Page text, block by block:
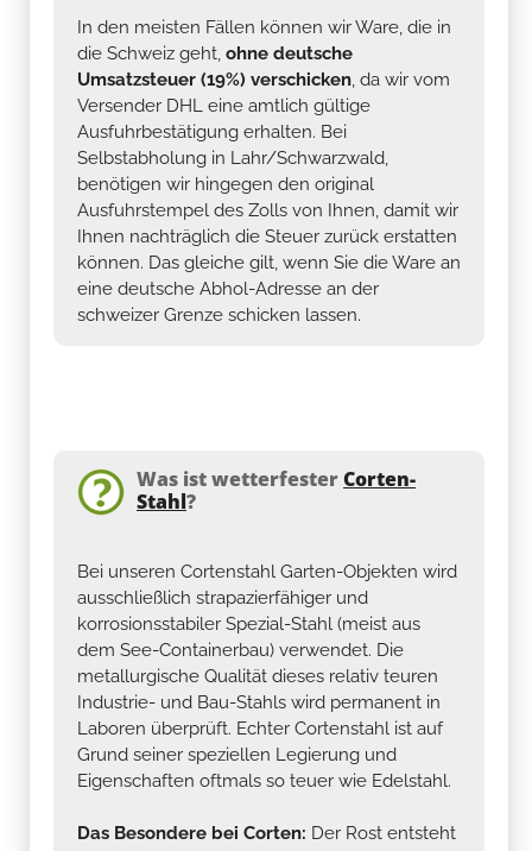
In den meisten Fällen können wir Ware, die in
die Schweiz geht, ohne deutsche
Umsatzsteuer (19%) verschicken, da wir vom
Versender DHL eine amtlich gültige
Ausfuhrbestätigung erhalten. Bei
Selbstabholung in Lahr/Schwarzwald,
benötigen wir hingegen den original
Ausfuhrstempel des Zolls von Ihnen, damit wir
Ihnen nachträglich die Steuer zurück erstatten
können. Das gleiche gilt, wenn Sie die Ware an
eine deutsche Abhol-Adresse an der
schweizer Grenze schicken lassen.
Was ist wetterfesterCorten-
Stahl?
Bei unseren Cortenstahl Garten-Objekten wird
ausschließlich strapazierfähiger und
korrosionsstabiler Spezial-Stahl (meist aus
dem See-Containerbau) verwendet. Die
metallurgische Qualität dieses relativ teuren
Industrie- und Bau-Stahls wird permanent in
Laboren überprüft. Echter Cortenstahl ist auf
Grund seiner speziellen Legierung und
Eigenschaften oftmals so teuer wie Edelstahl.
Das Besondere bei Corten: Der Rost entsteht